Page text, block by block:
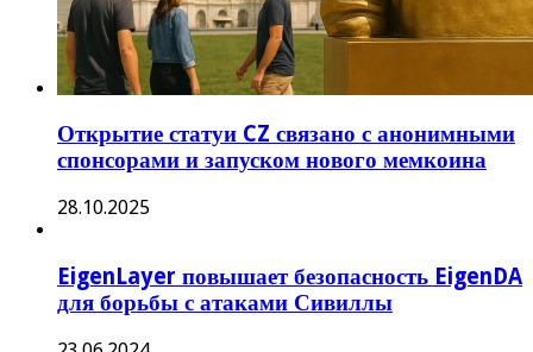
Открытие статуи CZ связано с анонимными
спонсорами и запуском нового мемкоина
28.10.2025
EigenLayer повышает безопасность EigenDA
для борьбы с атаками Сивиллы